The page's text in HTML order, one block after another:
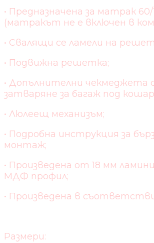
• Предназначена за матрак 60/
(матракът не е включен в
• Свалящи се ламели на
• Подвижна решетка;
• Допълнителни чекмеджета
затваряне за багаж под
• Люлеещ механизъм;
• Подробна инструкция за
монтаж;
• Произведена от 18 мм
МДФ профил;
• Произведена в
Размери: